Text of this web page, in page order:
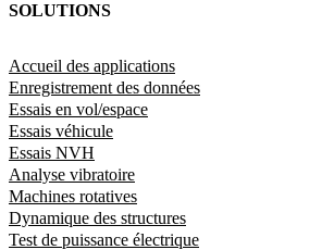
SOLUTIONS
Accueil des applications
Enregistrement des données
Essais en vol/espace
Essais véhicule
Essais NVH
Analyse vibratoire
Machines rotatives
Dynamique des structures
Test de puissance électrique